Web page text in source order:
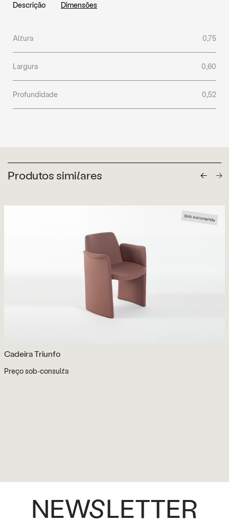
Descrição Dimensões
Altura 0,75
Largura 0,60
Profundidade 0,52
Produtos similares
Sob encomenda
Cadeira Triunfo
Preço sob-consulta
NEWSLETTER